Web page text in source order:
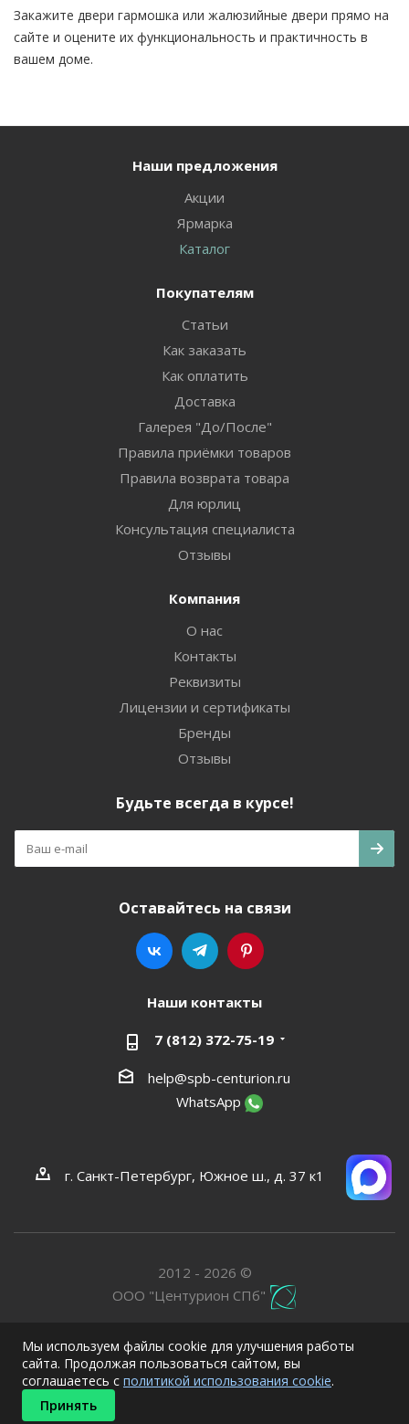
Закажите двери гармошка или жалюзийные двери прямо на
сайте и оцените их функциональность и практичность в
вашем доме.
Наши предложения
Акции
Ярмарка
Каталог
Покупателям
Статьи
Как заказать
Как оплатить
Доставка
Галерея "До/После"
Правила приёмки товаров
Правила возврата товара
Для юрлиц
Консультация специалиста
Отзывы
Компания
О нас
Контакты
Реквизиты
Лицензии и сертификаты
Бренды
Отзывы
Будьте всегда в курсе!
Оставайтесь на связи
Наши контакты
7 (812) 372-75-19
help@spb-centurion.ru
WhatsApp
г. Санкт-Петербург, Южное ш., д. 37 к1
2012 - 2026 ©
ООО "Центурион СПб"
Мы используем файлы cookie для улучшения работы
сайта. Продолжая пользоваться сайтом, вы
соглашаетесь с политикой использования cookie.
Принять